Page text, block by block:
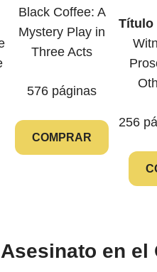
Black Coffee: A
Mystery Play in
Three Acts
576 páginas
COMPRAR
Título
256
Asesinato en el